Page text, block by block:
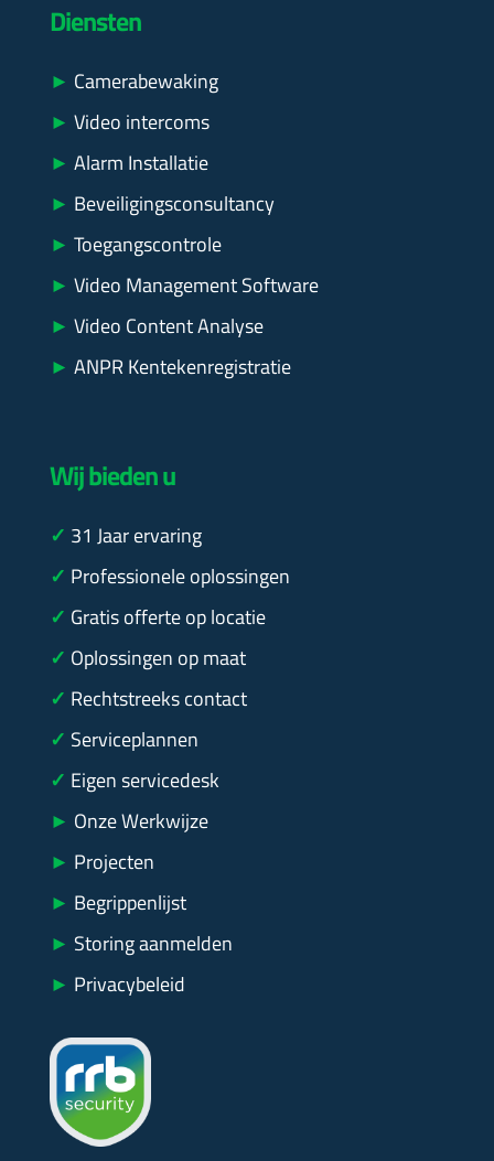
Diensten
► Camerabewaking
► Video intercoms
► Alarm Installatie
► Beveiligingsconsultancy
► Toegangscontrole
► Video Management Software
► Video Content Analyse
► ANPR Kentekenregistratie
Wij bieden u
✓ 31 Jaar ervaring
✓ Professionele oplossingen
✓ Gratis offerte op locatie
✓ Oplossingen op maat
✓ Rechtstreeks contact
✓ Serviceplannen
✓ Eigen servicedesk
► Onze Werkwijze
► Projecten
► Begrippenlijst
► Storing aanmelden
► Privacybeleid